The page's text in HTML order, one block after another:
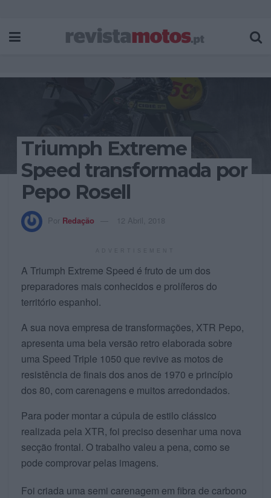
Triumph Extreme
Speed transformada por
Pepo Rosell
Por Redação 12 Abril, 2018
A Triumph Extreme Speed é fruto de um dos
preparadores mais conhecidos e prolíferos do
território espanhol.
A sua nova empresa de transformações, XTR Pepo,
apresenta uma bela versão retro elaborada sobre
uma Speed Triple 1050 que revive as motos de
resistência de finais dos anos de 1970 e princípio
dos 80, com carenagens e muitos arredondados.
Para poder montar a cúpula de estilo clássico
realizada pela XTR, foi preciso desenhar uma nova
secção frontal. O trabalho valeu a pena, como se
pode comprovar pelas imagens.
Foi criada uma semi carenagem em fibra de carbono